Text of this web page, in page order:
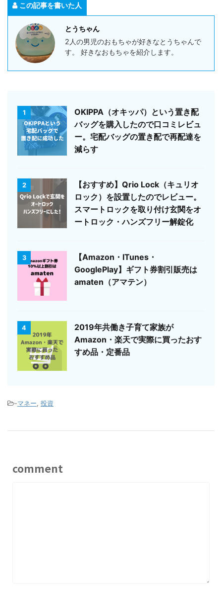
この記事を書いた人
とうちゃん
2人の男児のおもちゃが好きなとうちゃんで
す。 好きなおもちゃを紹介します。
1
OKIPPA（オキッパ）という置き配
バッグを購入したので口コミレビュ
ー。宅配バッグの置き配で再配達を
減らす
2
【おすすめ】Qrio Lock（キュリオ
ロック）を設置したのでレビュー。
スマートロックを取り付け玄関をオ
ートロック・ハンズフリー解錠化
3
【Amazon・ITunes・
GooglePlay】ギフト券割引販売は
amaten（アマテン）
4
2019年共働き子育て家族が
Amazon・楽天で実際に買ったおす
すめ品・定番品
-マネー, 投資
comment